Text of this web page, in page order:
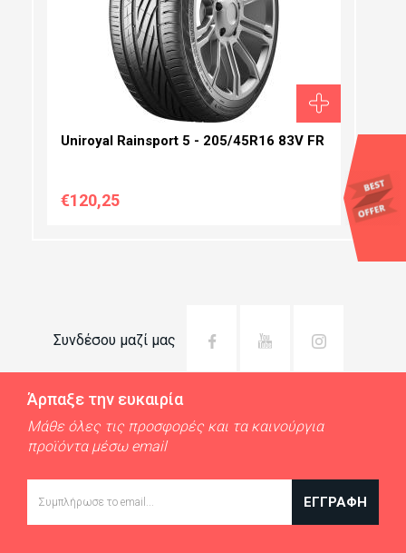
Uniroyal Rainsport 5 - 205/45R16 83V FR
€120,25
ΔΙΆΜΕΤΡΟΣ:
Συνδέσου μαζί μας
Άρπαξε την ευκαιρία
Μάθε όλες τις προσφορές και τα καινούργια
προϊόντα μέσω email
ΕΓΓΡΑΦΉ